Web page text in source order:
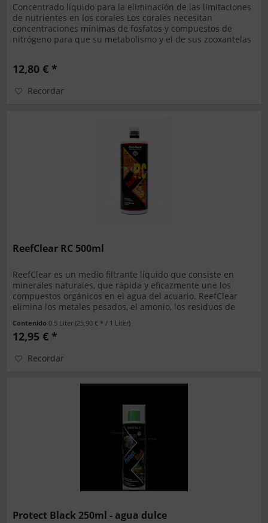
Concentrado líquido para la eliminación de las limitaciones
de nutrientes en los corales Los corales necesitan
concentraciones mínimas de fosfatos y compuestos de
nitrógeno para que su metabolismo y el de sus zooxantelas
12,80 € *
Recordar
ReefClear RC 500ml
ReefClear es un medio filtrante líquido que consiste en
minerales naturales, que rápida y eficazmente une los
compuestos orgánicos en el agua del acuario. ReefClear
elimina los metales pesados, el amonio, los residuos de
Contenido 0.5 Liter(25,90 € * / 1 Liter)
12,95 € *
Recordar
Protect Black 250ml - agua dulce